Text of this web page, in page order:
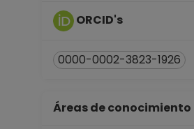
ORCID's
0000-0002-3823-1926
Áreas de conocimiento